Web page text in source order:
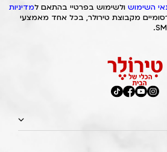
השימוש ולשימוש בפרטיי בהתאם למדיניות
מקבוצת טירולר, בכל אחד מאמצעי